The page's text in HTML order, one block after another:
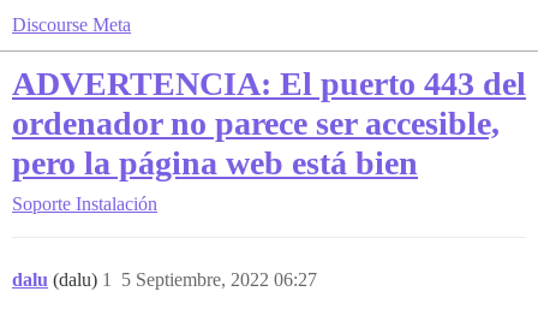
Discourse Meta
ADVERTENCIA: El puerto 443 del
ordenador no parece ser accesible,
pero la página web está bien
Soporte Instalación
dalu (dalu) 5 Septiembre, 2022 06:27
1